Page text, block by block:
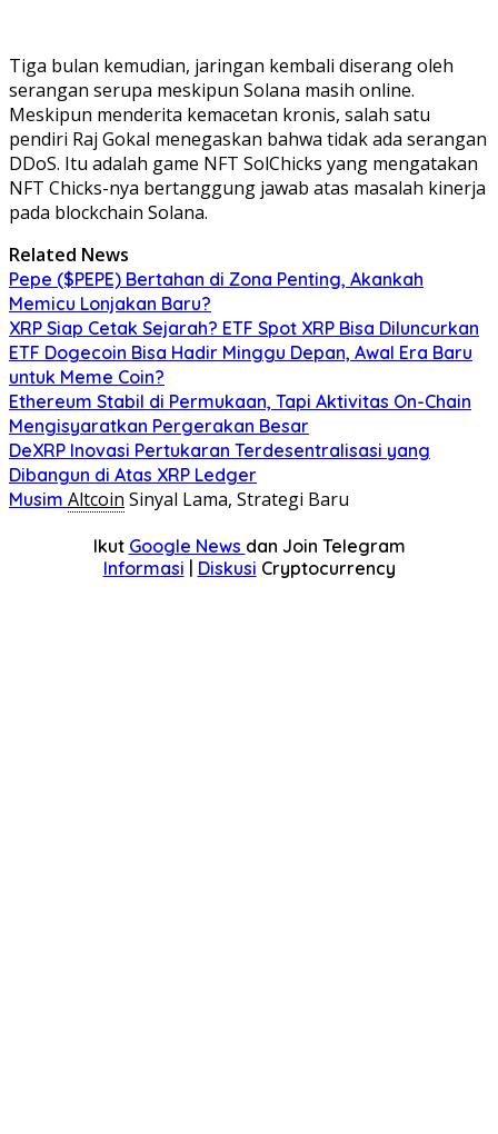
Tiga bulan kemudian, jaringan kembali diserang oleh
serangan serupa meskipun Solana masih online.
Meskipun menderita kemacetan kronis, salah satu
pendiri Raj Gokal menegaskan bahwa tidak ada serangan
DDoS. Itu adalah game NFT SolChicks yang mengatakan
NFT Chicks-nya bertanggung jawab atas masalah kinerja
pada blockchain Solana.
Related News
Pepe ($PEPE) Bertahan di Zona Penting, Akankah
Memicu Lonjakan Baru?
XRP Siap Cetak Sejarah? ETF Spot XRP Bisa Diluncurkan
ETF Dogecoin Bisa Hadir Minggu Depan, Awal Era Baru
untuk Meme Coin?
Ethereum Stabil di Permukaan, Tapi Aktivitas On-Chain
Mengisyaratkan Pergerakan Besar
DeXRP Inovasi Pertukaran Terdesentralisasi yang
Dibangun di Atas XRP Ledger
Musim Altcoin Sinyal Lama, Strategi Baru
Ikut Google News dan Join Telegram
Informasi | Diskusi Cryptocurrency